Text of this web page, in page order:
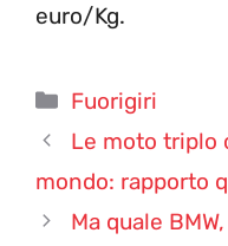
euro/Kg.
Categorie
Fuorigiri
Le moto triplo
mondo: rapporto
Ma quale